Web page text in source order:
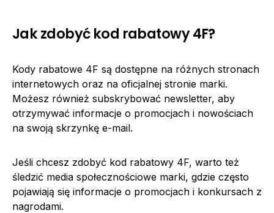
Jak zdobyć kod rabatowy 4F?
Kody rabatowe 4F są dostępne na różnych stronach
internetowych oraz na oficjalnej stronie marki.
Możesz również subskrybować newsletter, aby
otrzymywać informacje o promocjach i nowościach
na swoją skrzynkę e-mail.
Jeśli chcesz zdobyć kod rabatowy 4F, warto też
śledzić media społecznościowe marki, gdzie często
pojawiają się informacje o promocjach i konkursach z
nagrodami.